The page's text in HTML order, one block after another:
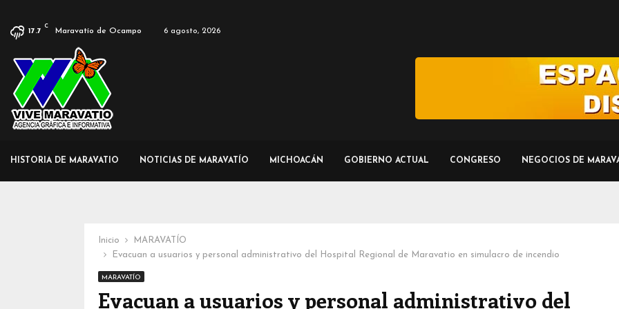
17.7
C
Maravatío de Ocampo 6 agosto, 2026
HISTORIA DE MARAVATIO NOTICIAS DE MARAVATÍO MICHOACÁN GOBIERNO ACTUAL CONGRESO NEGOCIOS DE
Inicio
MARAVATÍO
Evacuan a usuarios y personal administrativo del Hospital Regional de Maravatio en simulacro de incendio
MARAVATÍO
Evacuan a usuarios y personal administrativo del